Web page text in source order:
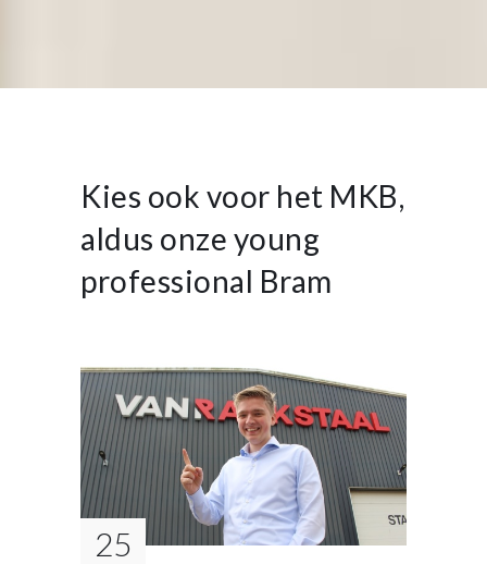
Kies ook voor het MKB,
aldus onze young
professional Bram
25